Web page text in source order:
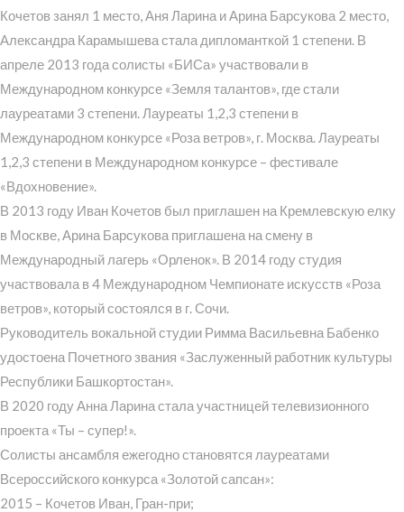
Кочетов занял 1 место, Аня Ларина и Арина Барсукова 2 место,
Александра Карамышева стала дипломанткой 1 степени. В
апреле 2013 года солисты «БИСа» участвовали в
Международном конкурсе «Земля талантов», где стали
лауреатами 3 степени. Лауреаты 1,2,3 степени в
Международном конкурсе «Роза ветров», г. Москва. Лауреаты
1,2,3 степени в Международном конкурсе – фестивале
«Вдохновение».
В 2013 году Иван Кочетов был приглашен на Кремлевскую елку
в Москве, Арина Барсукова приглашена на смену в
Международный лагерь «Орленок». В 2014 году студия
участвовала в 4 Международном Чемпионате искусств «Роза
ветров», который состоялся в г. Сочи.
Руководитель вокальной студии Римма Васильевна Бабенко
удостоена Почетного звания «Заслуженный работник культуры
Республики Башкортостан».
В 2020 году Анна Ларина стала участницей телевизионного
проекта «Ты – супер!».
Солисты ансамбля ежегодно становятся лауреатами
Всероссийского конкурса «Золотой сапсан»:
2015 – Кочетов Иван, Гран-при;